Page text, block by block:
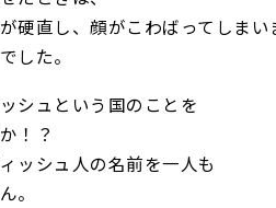
硬直し、顔がこわばってしまい
した。
シュという国のことを
！？
ッシュ人の名前を一人も
。